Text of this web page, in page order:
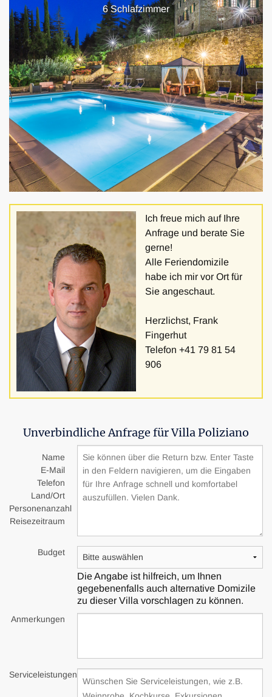
6 Schlafzimmer
Ich freue mich auf Ihre
Anfrage und berate Sie
gerne!
Alle Feriendomizile
habe ich mir vor Ort für
Sie angeschaut.
Herzlichst, Frank
Fingerhut
Telefon +41 79 81 54
906
Unverbindliche Anfrage für Villa Poliziano
Name
E-Mail
Telefon
Land/Ort
Personenanzahl
Reisezeitraum
Budget
Die Angabe ist hilfreich, um Ihnen
gegebenenfalls auch alternative Domizile
zu dieser Villa vorschlagen zu können.
Anmerkungen
Serviceleistungen